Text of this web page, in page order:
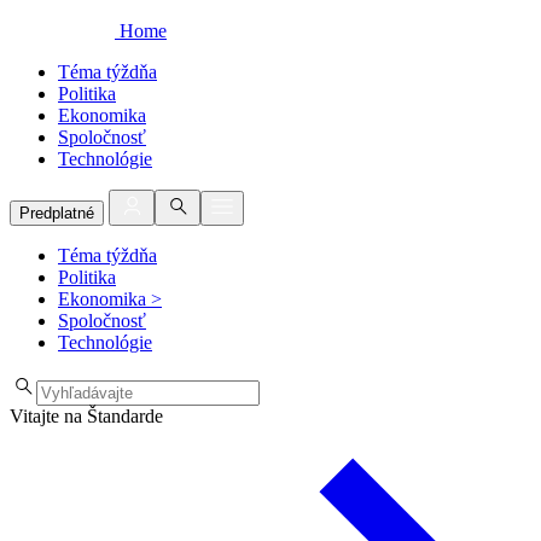
Home
Téma týždňa
Politika
Ekonomika
Spoločnosť
Technológie
Predplatné
Téma týždňa
Politika
Ekonomika >
Spoločnosť
Technológie
Vitajte na Štandarde